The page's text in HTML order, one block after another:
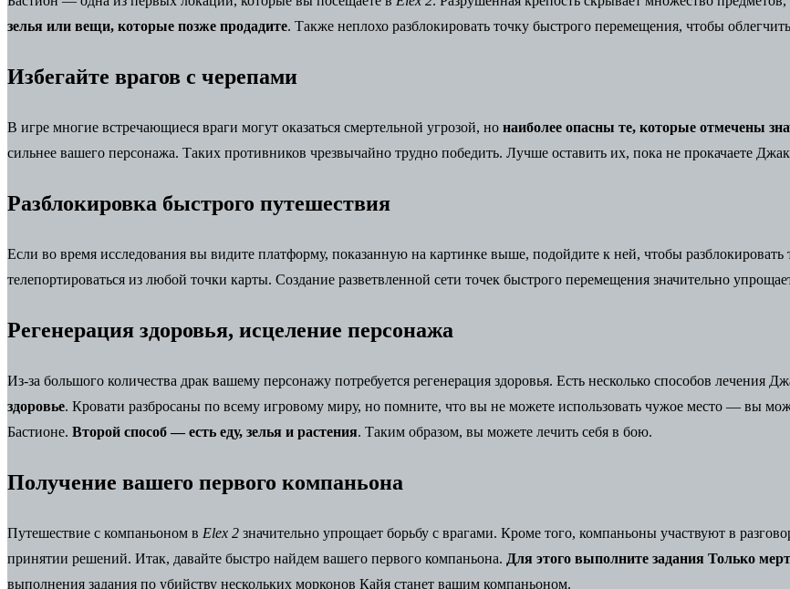
зелья или вещи, которые позже продадите. Также неплохо разблокировать точку быстрого перемещения, чтобы
Избегайте врагов с черепами
В игре многие встречающиеся враги могут оказаться смертельной угрозой, но наиболее опасны те, которые отмечены
сильнее вашего персонажа. Таких противников чрезвычайно трудно победить. Лучше оставить их, пока не прокачаете
Разблокировка быстрого путешествия
Если во время исследования вы видите платформу, показанную на картинке выше, подойдите к ней, чтобы
телепортироваться из любой точки карты. Создание разветвленной сети точек быстрого перемещения значительно
Регенерация здоровья, исцеление персонажа
Из-за большого количества драк вашему персонажу потребуется регенерация здоровья. Есть несколько способов лечения
здоровье. Кровати разбросаны по всему игровому миру, но помните, что вы не можете использовать чужое место — вы
Бастионе. Второй способ — есть еду, зелья и растения. Таким образом, вы можете лечить себя в бою.
Получение вашего первого компаньона
Путешествие с компаньоном в Elex 2 значительно упрощает борьбу с врагами. Кроме того, компаньоны участвуют в
принятии решений. Итак, давайте быстро найдем вашего первого компаньона. Для этого выполните задания Только
выполнения задания по убийству нескольких морконов Кайя станет вашим компаньоном.